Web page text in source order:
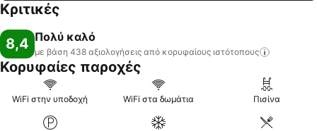
Κριτικές
8,4 Πολύ καλό
με βάση 438 αξιολογήσεις από κορυφαίους ιστότοπους
Κορυφαίες παροχές
WiFi στην υποδοχή WiFi στα δωμάτια Πισίνα